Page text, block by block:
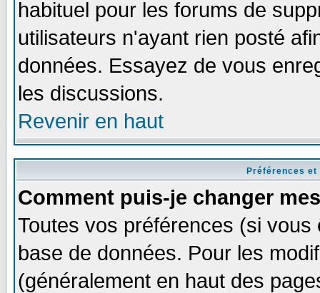
habituel pour les forums de
utilisateurs n'ayant rien posté
données. Essayez de vous
les discussions.
Revenir en haut
Préférences
Comment puis-je changer
Toutes vos préférences (si
base de données. Pour les
(généralement en haut des